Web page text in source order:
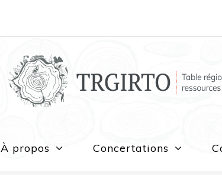
À propos Concertations